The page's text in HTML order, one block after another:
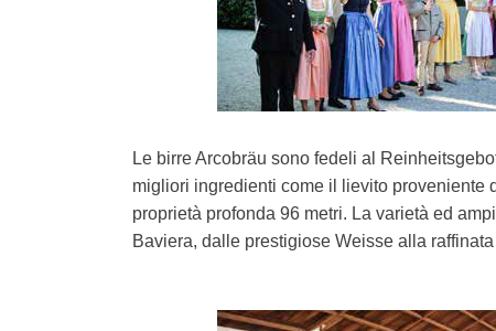
Le birre Arcobräu sono fedeli al
migliori ingredienti come il lievito proveniente
proprietà profonda 96 metri. La varietà ed
Baviera, dalle prestigiose Weisse alla